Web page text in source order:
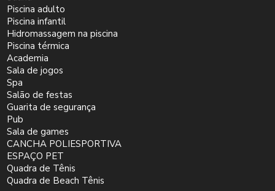
Piscina adulto
Piscina infantil
Hidromassagem na piscina
Piscina térmica
Academia
Sala de jogos
Spa
Salão de festas
Guarita de segurança
Pub
Sala de games
CANCHA POLIESPORTIVA
ESPAÇO PET
Quadra de Tênis
Quadra de Beach Tênis